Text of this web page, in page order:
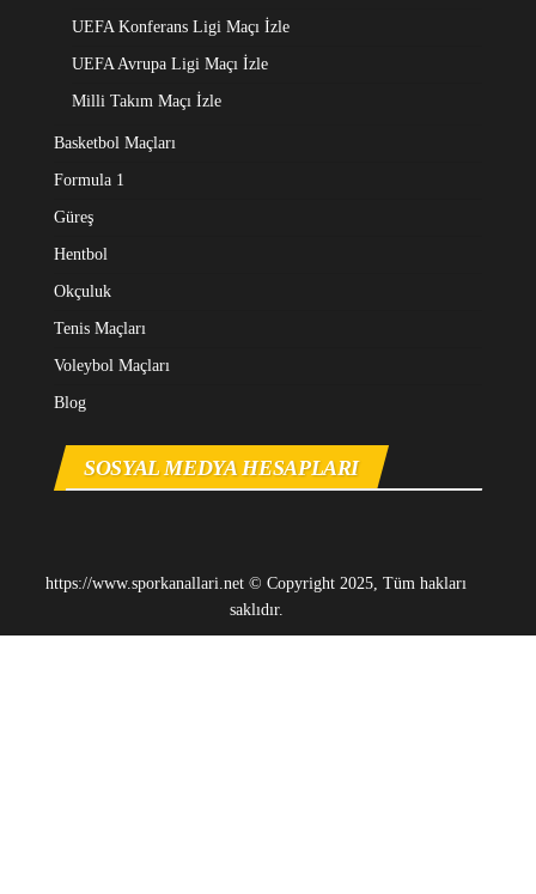
UEFA Konferans Ligi Maçı İzle
UEFA Avrupa Ligi Maçı İzle
Milli Takım Maçı İzle
Basketbol Maçları
Formula 1
Güreş
Hentbol
Okçuluk
Tenis Maçları
Voleybol Maçları
Blog
SOSYAL MEDYA HESAPLARI
https://www.sporkanallari.net © Copyright 2025, Tüm hakları
saklıdır.